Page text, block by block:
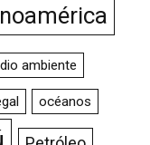
ambiente
océanos